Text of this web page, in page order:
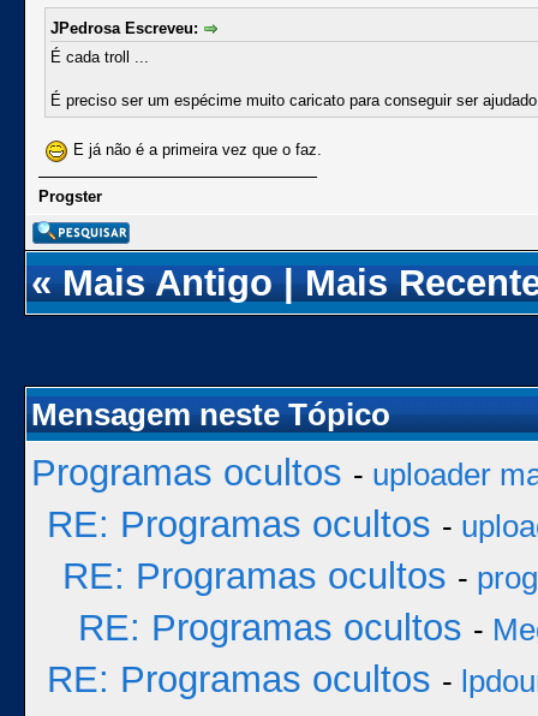
JPedrosa Escreveu:
É cada troll ...
É preciso ser um espécime muito caricato para conseguir ser
E já não é a primeira vez que o faz.
Progster
«Mais Antigo|Mais
Mensagem neste Tópico
Programas ocultos - uploader
RE: Programas ocultos -
RE: Programas ocultos -
RE: Programas ocultos -
RE: Programas ocultos -